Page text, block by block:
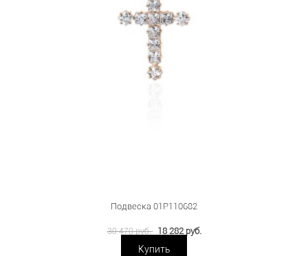
Подвеска 01Р110682
30 470 руб. 18 282 руб.
Купить